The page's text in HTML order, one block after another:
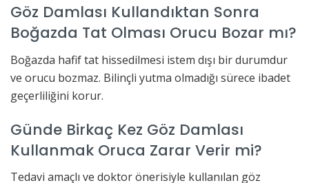
Göz Damlası Kullandıktan Sonra
Boğazda Tat Olması Orucu Bozar mı?
Boğazda hafif tat hissedilmesi istem dışı bir durumdur
ve orucu bozmaz. Bilinçli yutma olmadığı sürece ibadet
geçerliliğini korur.
Günde Birkaç Kez Göz Damlası
Kullanmak Oruca Zarar Verir mi?
Tedavi amaçlı ve doktor önerisiyle kullanılan göz